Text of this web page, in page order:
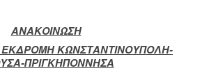
ΑΝΑΚΟΙΝΩΣΗ
ΚΩΝΣΤΑΝΤΙΝΟΥΠΟΛΗ-
ΠΡΙΓΚΗΠΟΝΝΗΣΑ